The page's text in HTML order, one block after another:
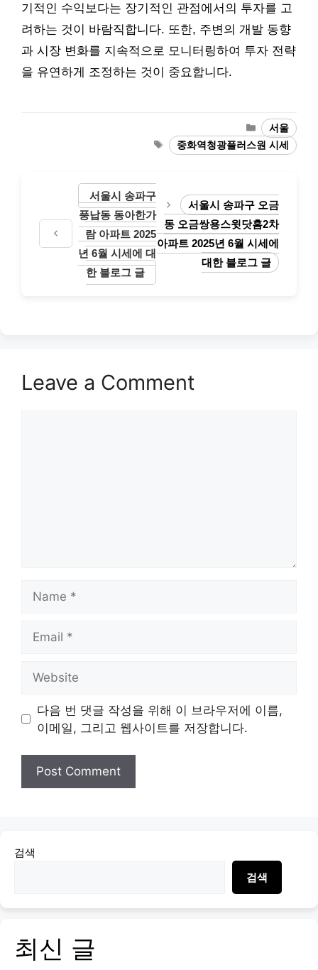
기적인 수익보다는 장기적인 관점에서의 투자를 고
려하는 것이 바람직합니다. 또한, 주변의 개발 동향
과 시장 변화를 지속적으로 모니터링하여 투자 전략
을 유연하게 조정하는 것이 중요합니다.
Categories
서울
Tags중화역청광플러스원 시세
서울시 송파구
풍납동 동아한가
람 아파트 2025
년 6월 시세에 대
한 블로그 글
서울시 송파구 오금
동 오금쌍용스윗닷홈2차
아파트 2025년 6월 시세에
대한 블로그 글
Leave a Comment
다음 번 댓글 작성을 위해 이 브라우저에 이름,
이메일, 그리고 웹사이트를 저장합니다.
검색
검색
최신 글